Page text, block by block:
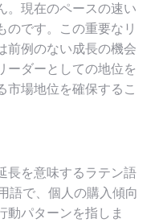
。現在のペースの速い
のです。この重要なリ
前例のない成長の機会
ーダーとしての地位を
市場地位を確保するこ
長を意味するラテン語
語で、個人の購入傾向
動パターンを指しま